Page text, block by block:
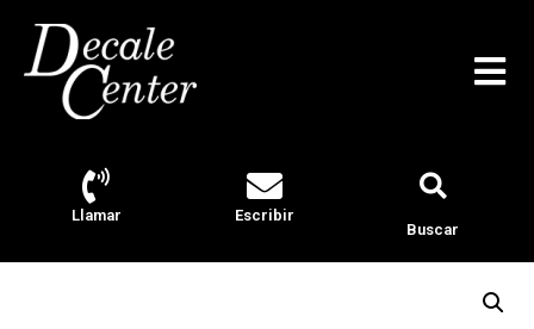
Llamar
Escribir
Buscar